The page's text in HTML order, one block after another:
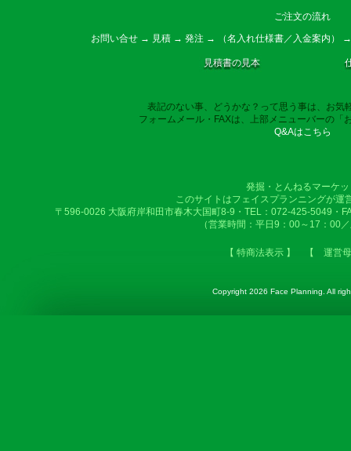
ご注文の流れ
お問い合せ → 見積 → 発注 → （名入れ仕様書／入金案内）
見積書の見本
表記のない事、どうかな？って思う事は、お気
フォームメール・FAXは、上部メニューバーの「
Q&Aはこちら
発掘・とんねるマーケ
このサイトはフェイスプランニングが運
〒596-0026 大阪府岸和田市春木大国町8-9・TEL：072-425-5049・
（営業時間：平日9：00～17：00
【 特商法表示 】 【 運営
Copyright 2026 Face Planning. All